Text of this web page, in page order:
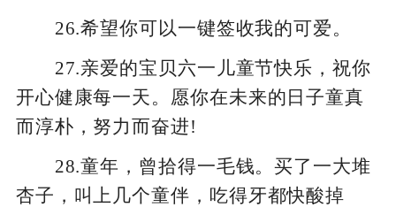
26.希望你可以一键签收我的可爱。
27.亲爱的宝贝六一儿童节快乐，祝你
开心健康每一天。愿你在未来的日子童真
而淳朴，努力而奋进!
28.童年，曾拾得一毛钱。买了一大堆
杏子，叫上几个童伴，吃得牙都快酸掉